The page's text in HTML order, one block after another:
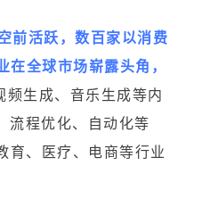
前活跃，数百家以消费
全球市场崭露头角，
频生成、音乐生成等内
流程优化、自动化等
育、医疗、电商等行业